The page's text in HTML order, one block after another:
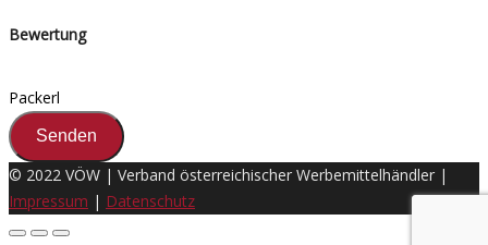
Bewertung
Packerl
© 2022 VÖW | Verband österreichischer Werbemittelhändler |
Impressum | Datenschutz